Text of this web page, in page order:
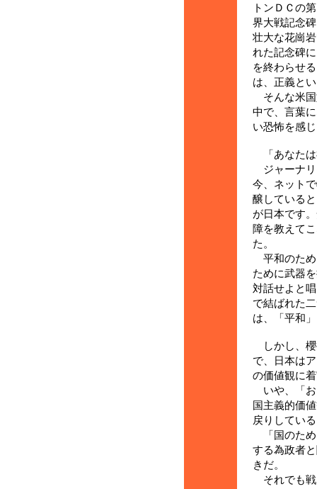
トンＤＣの
界大戦記念
壮大な花崗
れた記念碑
を終わらせ
は、正義と
そんな米国
中で、言葉
い恐怖を感
「あなたは
ジャーナリ
今、ネット
醸している
が日本です
障を教えて
た。
平和のため
ために武器
対話せよと
で結ばれた
は、「平和
しかし、櫻
で、日本は
の価値観に
いや、「お
国主義的価
戻りしてい
「国のため
する為政者
きだ。
それでも戦